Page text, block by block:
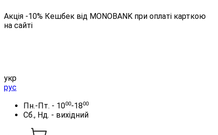
Акція -10% Кешбек від MONOBANK при оплаті карткою
на сайті
укр
рус
Пн.-Пт. - 1000-1800
Сб., Нд. - вихідний